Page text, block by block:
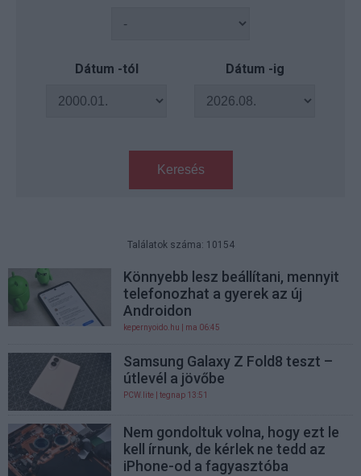
Dátum -tól Dátum -ig
Keresés
Találatok száma: 10154
Könnyebb lesz beállítani, mennyit
telefonozhat a gyerek az új
Androidon
kepernyoido.hu | ma 06:45
Samsung Galaxy Z Fold8 teszt –
útlevél a jövőbe
PCW.lite | tegnap 13:51
Nem gondoltuk volna, hogy ezt le
kell írnunk, de kérlek ne tedd az
iPhone-od a fagyasztóba